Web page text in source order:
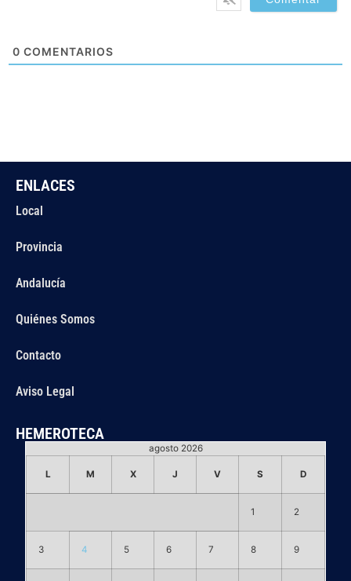
0 COMENTARIOS
ENLACES
Local
Provincia
Andalucía
Quiénes Somos
Contacto
Aviso Legal
HEMEROTECA
agosto 2026
L M X J V S D
1 2
3 4 5 6 7 8 9